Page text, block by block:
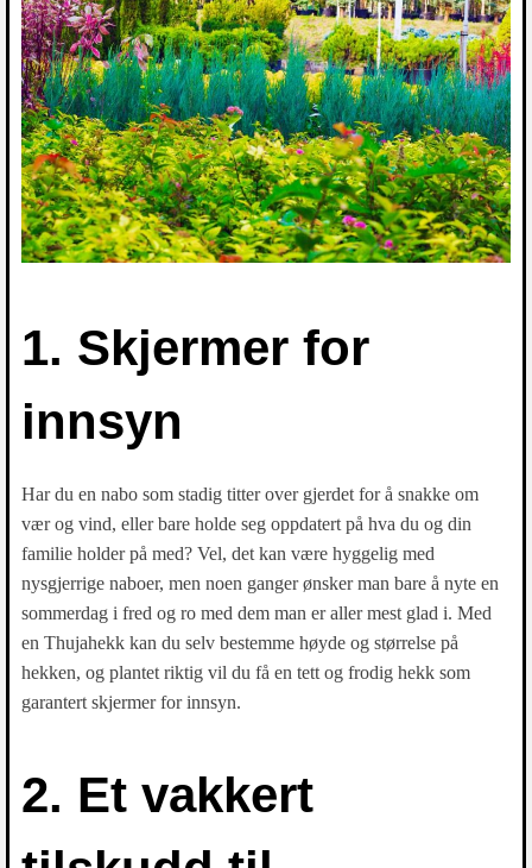
1. Skjermer for
innsyn
Har du en nabo som stadig titter over gjerdet for å snakke om
vær og vind, eller bare holde seg oppdatert på hva du og din
familie holder på med? Vel, det kan være hyggelig med
nysgjerrige naboer, men noen ganger ønsker man bare å nyte en
sommerdag i fred og ro med dem man er aller mest glad i. Med
en Thujahekk kan du selv bestemme høyde og størrelse på
hekken, og plantet riktig vil du få en tett og frodig hekk som
garantert skjermer for innsyn.
2. Et vakkert